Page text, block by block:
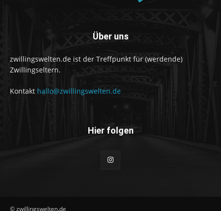
Über uns
zwillingswelten.de ist der Treffpunkt für (werdende)
Zwillingseltern.
Kontakt hallo@zwillingswelten.de
Hier folgen
© zwillingswelten.de